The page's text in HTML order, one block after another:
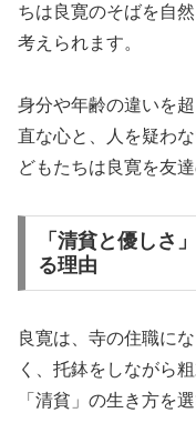
ちは良寛のそばを自
考えられます。
身分や年齢の違いを
直な心と、人を疑わ
どもたちは良寛を友
「清貧と優しさ
る理由
良寛は、寺の住職に
く、托鉢をしながら
「清貧」の生き方を